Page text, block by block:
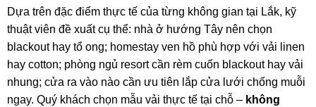
Dựa trên đặc điểm thực tế của từng không gian tại Lắk, kỹ
thuật viên đề xuất cụ thể: nhà ở hướng Tây nên chọn
blackout hay tổ ong; homestay ven hồ phù hợp với vải linen
hay cotton; phòng ngủ resort cần rèm cuốn blackout hay vải
nhung; cửa ra vào nào cần ưu tiên lắp cửa lưới chống muỗi
ngay. Quý khách chọn mẫu vải thực tế tại chỗ – không